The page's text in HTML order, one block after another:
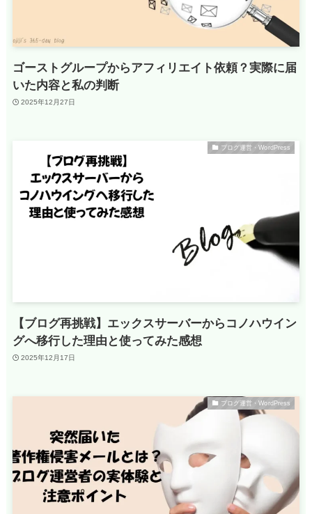
ゴーストグループからアフィリエイト依頼？実際に届
いた内容と私の判断
2025年12月27日
ブログ運営・WordPress
【ブログ再挑戦】エックスサーバーからコノハウイン
グへ移行した理由と使ってみた感想
2025年12月17日
ブログ運営・WordPress